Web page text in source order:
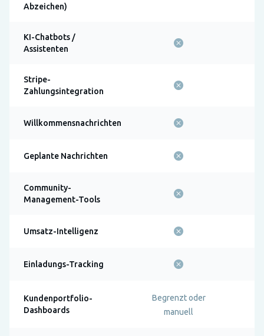
Abzeichen)
KI-Chatbots /
Assistenten
Stripe-
Zahlungsintegration
Willkommensnachrichten
Geplante Nachrichten
Community-
Management-Tools
Umsatz-Intelligenz
Einladungs-Tracking
Kundenportfolio-
Dashboards
Begrenzt oder
manuell